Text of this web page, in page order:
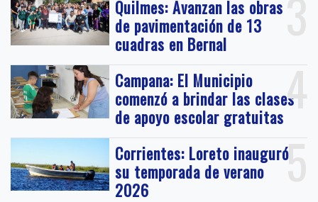
3
Quilmes: Avanzan las obras
de pavimentación de 13
cuadras en Bernal
4
Campana: El Municipio
comenzó a brindar las clases
de apoyo escolar gratuitas
5
Corrientes: Loreto inauguró
su temporada de verano
2026